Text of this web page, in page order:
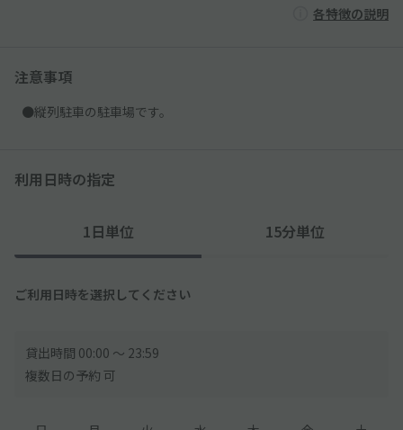
各特徴の説明
注意事項
●縦列駐車の駐車場です。
利用日時の指定
1日単位 15分単位
ご利用日時を選択してください
貸出時間 00:00 〜 23:59
複数日の予約 可